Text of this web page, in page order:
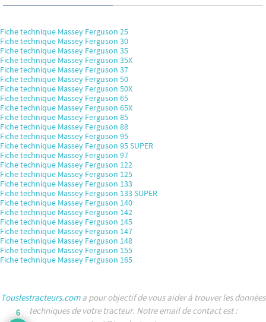
Fiche technique Massey Ferguson 25
Fiche technique Massey Ferguson 30
Fiche technique Massey Ferguson 35
Fiche technique Massey Ferguson 35X
Fiche technique Massey Ferguson 37
Fiche technique Massey Ferguson 50
Fiche technique Massey Ferguson 50X
Fiche technique Massey Ferguson 65
Fiche technique Massey Ferguson 65X
Fiche technique Massey Ferguson 85
Fiche technique Massey Ferguson 88
Fiche technique Massey Ferguson 95
Fiche technique Massey Ferguson 95 SUPER
Fiche technique Massey Ferguson 97
Fiche technique Massey Ferguson 122
Fiche technique Massey Ferguson 125
Fiche technique Massey Ferguson 133
Fiche technique Massey Ferguson 133 SUPER
Fiche technique Massey Ferguson 140
Fiche technique Massey Ferguson 142
Fiche technique Massey Ferguson 145
Fiche technique Massey Ferguson 147
Fiche technique Massey Ferguson 148
Fiche technique Massey Ferguson 155
Fiche technique Massey Ferguson 165
Touslestracteurs.coma pour objectif de vous aider à trouver les données
techniques de votre tracteur. Notre email de contact est :
6